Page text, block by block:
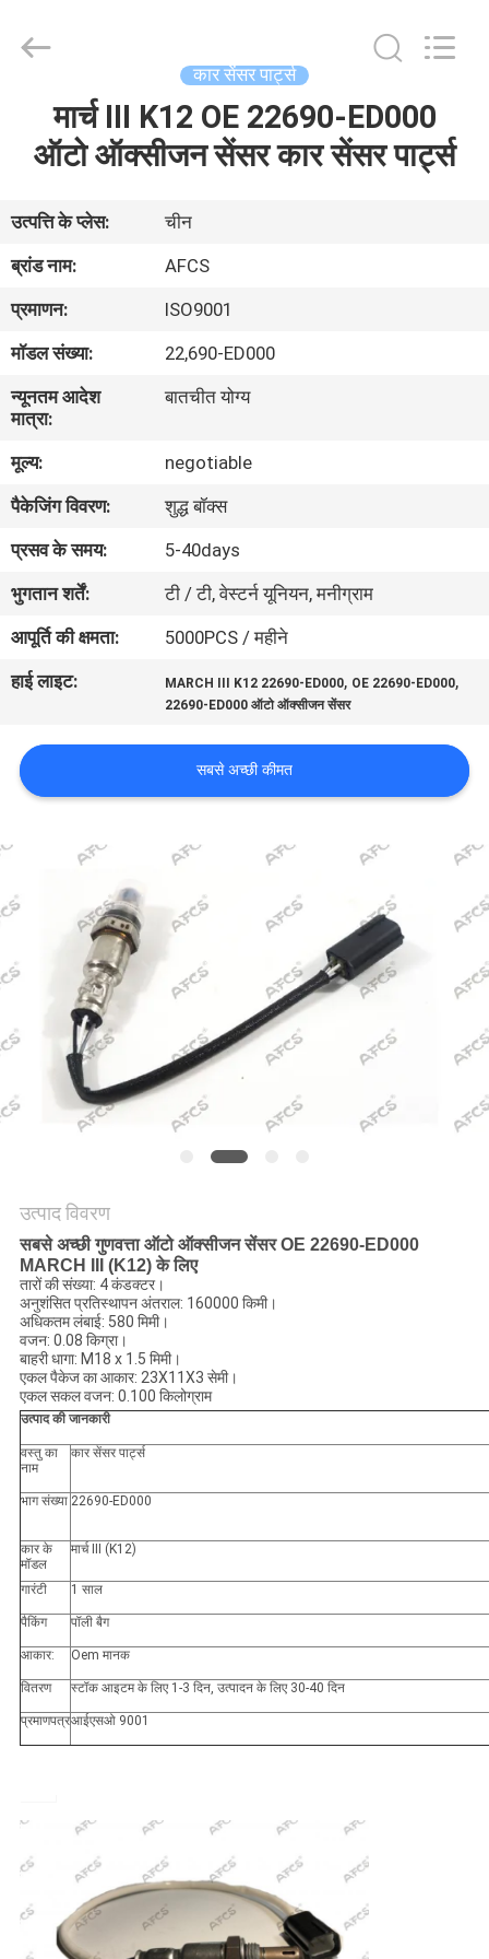
वीडियो
हमारे
बारे
में
कारखाने
का
दौरा
गुणवत्ता
नियंत्रण
संपर्क
करें
मांगें
साइटमैप
गोपनीयता
PARTS
कार सेंसर पार्ट्स
मार्च III K12 OE 22690-ED000
ऑटो ऑक्सीजन सेंसर कार सेंसर पार्ट्स
उत्पत्ति के प्लेस:
चीन
ब्रांड नाम:
AFCS
प्रमाणन:
ISO9001
मॉडल संख्या:
22,690-ED000
न्यूनतम आदेश
मात्रा:
बातचीत योग्य
मूल्य:
negotiable
पैकेजिंग विवरण:
शुद्ध बॉक्स
प्रसव के समय:
5-40days
भुगतान शर्तें:
टी / टी, वेस्टर्न यूनियन, मनीग्राम
आपूर्ति की क्षमता:
5000PCS / महीने
हाई लाइट:
MARCH III K12 22690-ED000, OE 22690-ED000,
22690-ED000 ऑटो ऑक्सीजन सेंसर
सबसे अच्छी कीमत
उत्पाद विवरण
सबसे अच्छी गुणवत्ता ऑटो ऑक्सीजन सेंसर OE 22690-ED000
MARCH III (K12) के लिए
तारों की संख्या: 4 कंडक्टर।
अनुशंसित प्रतिस्थापन अंतराल: 160000 किमी।
अधिकतम लंबाई: 580 मिमी।
वजन: 0.08 किग्रा।
बाहरी धागा: M18 x 1.5 मिमी।
एकल पैकेज का आकार: 23X11X3 सेमी।
एकल सकल वजन: 0.100 किलोग्राम
उत्पाद की जानकारी
वस्तु का
नाम
कार सेंसर पार्ट्स
भाग संख्या 22690-ED000
कार के
मॉडल
मार्च III (K12)
गारंटी 1 साल
पैकिंग पॉली बैग
आकार: Oem मानक
वितरण स्टॉक आइटम के लिए 1-3 दिन, उत्पादन के लिए 30-40 दिन
प्रमाणपत्रआईएसओ 9001